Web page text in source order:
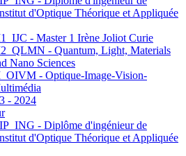
d'Optique Théorique et Appliquée
- Master 1 Irène Joliot Curie
- Quantum, Light, Materials
Nano Sciences
- Optique-Image-Vision-
- 2024
- Diplôme d'ingénieur de
d'Optique Théorique et Appliquée